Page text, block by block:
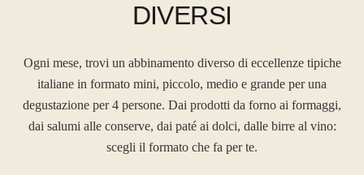
DIVERSI
Ogni mese, trovi un abbinamento diverso di eccellenze tipiche
italiane in formato mini, piccolo, medio e grande per una
degustazione per 4 persone. Dai prodotti da forno ai formaggi,
dai salumi alle conserve, dai paté ai dolci, dalle birre al vino:
scegli il formato che fa per te.